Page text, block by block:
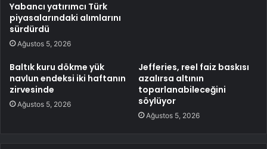
Yabancı yatırımcı Türk
piyasalarındaki alımlarını
sürdürdü
Ağustos 5, 2026
Baltık kuru dökme yük
navlun endeksi iki haftanın
zirvesinde
Ağustos 5, 2026
Jefferies, reel faiz baskısı
azalırsa altının
toparlanabileceğini
söylüyor
Ağustos 5, 2026